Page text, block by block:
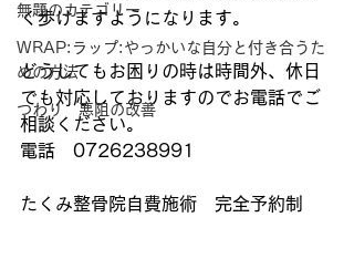
無題のカテゴリー
WRAP:ラップ:やっかいな自分と付き合うた
めの方法
つわり 悪阻の改善
く歩けますようになります。
どうしてもお困りの時は時間外、休日
でも対応しておりますのでお電話でご
相談ください。
電話　0726238991
たくみ整骨院自費施術　完全予約制